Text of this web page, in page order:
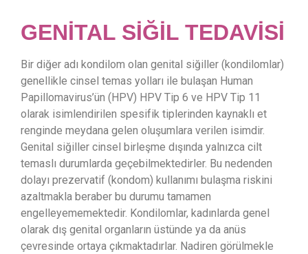
GENİTAL SİĞİL TEDAVİSİ
Bir diğer adı kondilom olan genital siğiller (kondilomlar)
genellikle cinsel temas yolları ile bulaşan Human
Papillomavirus’ün (HPV) HPV Tip 6 ve HPV Tip 11
olarak isimlendirilen spesifik tiplerinden kaynaklı et
renginde meydana gelen oluşumlara verilen isimdir.
Genital siğiller cinsel birleşme dışında yalnızca cilt
temaslı durumlarda geçebilmektedirler. Bu nedenden
dolayı prezervatif (kondom) kullanımı bulaşma riskini
azaltmakla beraber bu durumu tamamen
engelleyememektedir. Kondilomlar, kadınlarda genel
olarak dış genital organların üstünde ya da anüs
çevresinde ortaya çıkmaktadırlar. Nadiren görülmekle